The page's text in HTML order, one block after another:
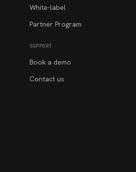
White-label
Partner Program
SUPPORT
Book a demo
Contact us